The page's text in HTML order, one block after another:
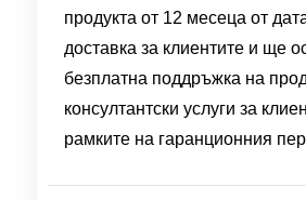
продукта от 12 месеца от
доставка за клиентите и ще
безплатна поддръжка на
консултантски услуги за
рамките на гаранционния